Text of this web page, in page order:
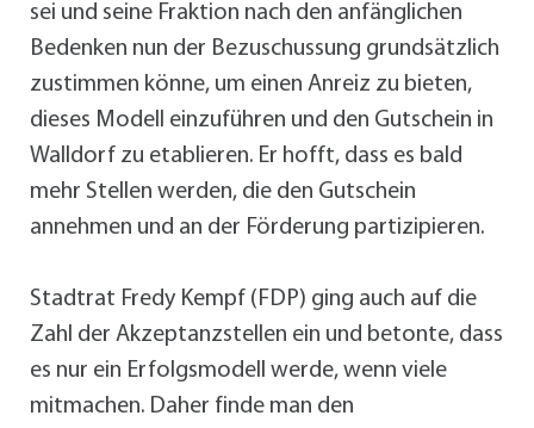
sei und seine Fraktion nach den anfänglichen
Bedenken nun der Bezuschussung grundsätzlich
zustimmen könne, um einen Anreiz zu bieten,
dieses Modell einzuführen und den Gutschein in
Walldorf zu etablieren. Er hofft, dass es bald
mehr Stellen werden, die den Gutschein
annehmen und an der Förderung partizipieren.
Stadtrat Fredy Kempf (FDP) ging auch auf die
Zahl der Akzeptanzstellen ein und betonte, dass
es nur ein Erfolgsmodell werde, wenn viele
mitmachen. Daher finde man den